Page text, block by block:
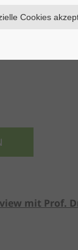
Cookies
mit Prof.